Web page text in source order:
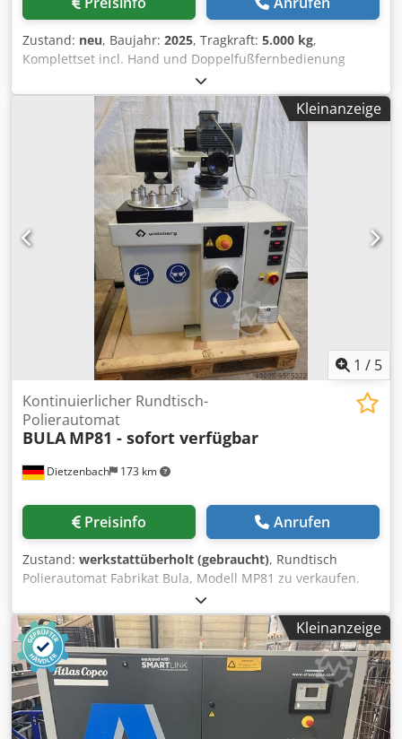
Zustand: neu, Baujahr: 2025, Tragkraft: 5.000 kg,
Komplettset incl. Hand und Doppelfußfernbedienung
Digitalanzeige für Geschwindigkeit Hydraulische
höhenverstellung Maße: höhe gekippt min: 800mm höhe
gekippt max: 1900mm Dedpel Dq U Usfx Aqiokr höhe
waagrecht min: 1050mm höhe waagrecht max: 2000mm
Durchmesser der Aufspannscheibe 1500mm Länge
2900mm, Breite 1400mm Gewicht 3200 Kg Geschwindigkeit
von 0,01 bis ca. 0,9 U/min. CE Zert
Kleinanzeige
1 / 5
Dietzenbach 173 km
Kontinuierlicher Rundtisch-
Polierautomat
BULA MP81 - sofort verfügbar
Preisinfo Anrufen
Zustand: werkstattüberholt (gebraucht), Rundtisch
Polierautomat Fabrikat Bula, Modell MP81 zu verkaufen.
Kontinuierlich umlaufender Automat zum polieren,
bürsten, schleifen und entgraten verschiedenster
Werkstücke. 6 Werkstückaufnahmen in einem Teilkreis von
250 mm montiert. 1 Bearbeitungsstation, Antriebsleistung
2,2 kW, mit Bula Quick Lock System der Polierscheiben.
Polierwellendurchmesser 25 mm Die Maschine wurde
komplett überholt, Maschinenkörper sandgestrahlt,
grundiert, neu lackiert, neue Lager, neue Motoren, neues
Kleinanzeige